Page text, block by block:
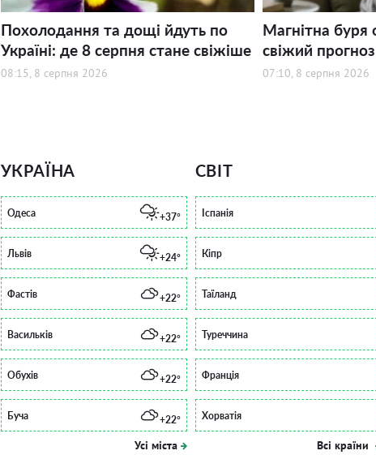
Похолодання та дощі йдуть по
Україні: де 8 серпня стане свіжіше
08:15, 8 серпня 2026
Магнітна
свіжий
07:10, 8 серпня 2026
УКРАЇНА
Одеса +37°
Львів +24°
Фастів +22°
Васильків +22°
Обухів +22°
Буча +22°
Усі міста
СВІТ
Іспанія
Кіпр
Таїланд
Туреччина
Франція
Хорватія
Всі країни